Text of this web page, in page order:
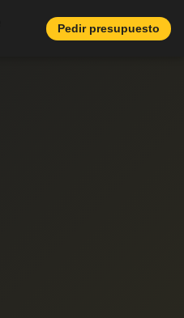
Pedir presupuesto